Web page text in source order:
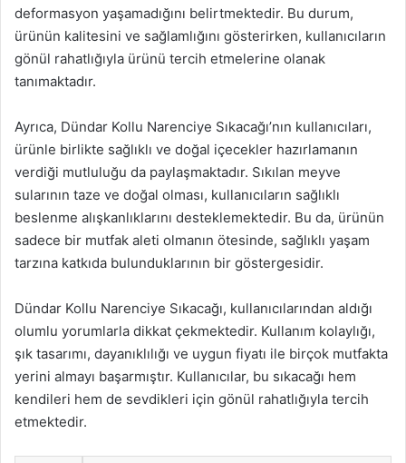
deformasyon yaşamadığını belirtmektedir. Bu durum,
ürünün kalitesini ve sağlamlığını gösterirken, kullanıcıların
gönül rahatlığıyla ürünü tercih etmelerine olanak
tanımaktadır.
Ayrıca, Dündar Kollu Narenciye Sıkacağı’nın kullanıcıları,
ürünle birlikte sağlıklı ve doğal içecekler hazırlamanın
verdiği mutluluğu da paylaşmaktadır. Sıkılan meyve
sularının taze ve doğal olması, kullanıcıların sağlıklı
beslenme alışkanlıklarını desteklemektedir. Bu da, ürünün
sadece bir mutfak aleti olmanın ötesinde, sağlıklı yaşam
tarzına katkıda bulunduklarının bir göstergesidir.
Dündar Kollu Narenciye Sıkacağı, kullanıcılarından aldığı
olumlu yorumlarla dikkat çekmektedir. Kullanım kolaylığı,
şık tasarımı, dayanıklılığı ve uygun fiyatı ile birçok mutfakta
yerini almayı başarmıştır. Kullanıcılar, bu sıkacağı hem
kendileri hem de sevdikleri için gönül rahatlığıyla tercih
etmektedir.